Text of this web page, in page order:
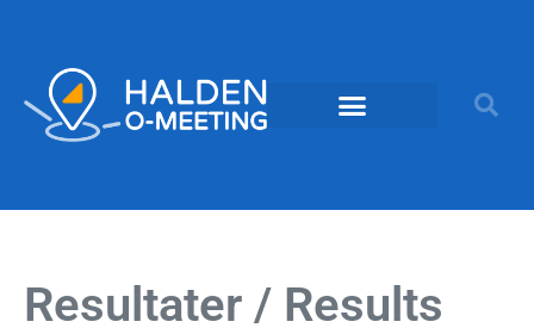
Resultater / Results